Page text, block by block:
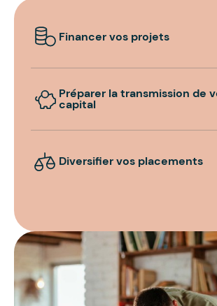
Financer vos projets
Préparer la transmission de
capital
Diversifier vos placements